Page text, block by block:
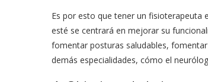
Es por esto que tener un fisioterapeuta
esté se centrará en mejorar su
fomentar posturas saludables,
demás especialidades, cómo el